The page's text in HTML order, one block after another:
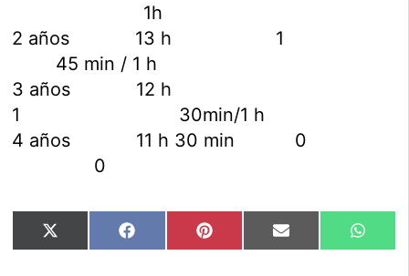
1h
2 años 13 h 1
45 min / 1 h
3 años 12 h
1 30min/1 h
4 años 11 h 30 min 0
0
Compartir
en
X
(Twitter)
Compartir
en
Facebook Compartir
en
Pinterest Compartir
en
Email
en